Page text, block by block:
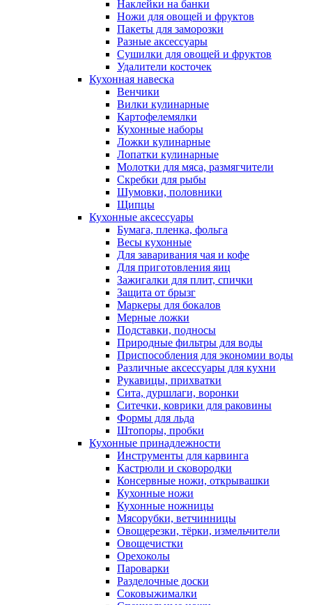
Наклейки на банки
Ножи для овощей и фруктов
Пакеты для заморозки
Разные аксессуары
Сушилки для овощей и фруктов
Удалители косточек
Кухонная навеска
Венчики
Вилки кулинарные
Картофелемялки
Кухонные наборы
Ложки кулинарные
Лопатки кулинарные
Молотки для мяса, размягчители
Скребки для рыбы
Шумовки, половники
Щипцы
Кухонные аксессуары
Бумага, пленка, фольга
Весы кухонные
Для заваривания чая и кофе
Для приготовления яиц
Зажигалки для плит, спички
Защита от брызг
Маркеры для бокалов
Мерные ложки
Подставки, подносы
Природные фильтры для воды
Приспособления для экономии воды
Различные аксессуары для кухни
Рукавицы, прихватки
Сита, дуршлаги, воронки
Ситечки, коврики для раковины
Формы для льда
Штопоры, пробки
Кухонные принадлежности
Инструменты для карвинга
Кастрюли и сковородки
Консервные ножи, открывашки
Кухонные ножи
Кухонные ножницы
Мясорубки, ветчинницы
Овощерезки, тёрки, измельчители
Овощечистки
Орехоколы
Пароварки
Разделочные доски
Соковыжималки